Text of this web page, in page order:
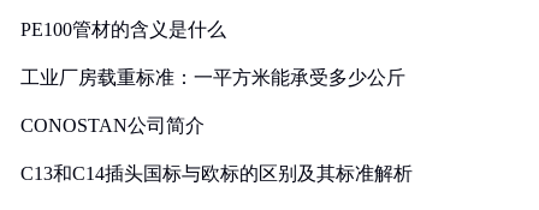
PE100管材的含义是什么
工业厂房载重标准：一平方米能承受多少公斤
CONOSTAN公司简介
C13和C14插头国标与欧标的区别及其标准解析